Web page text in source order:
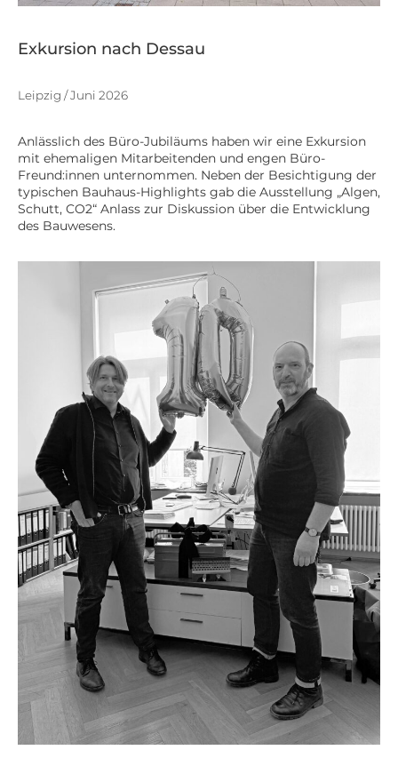
Exkursion nach Dessau
Leipzig / Juni 2026
Anlässlich des Büro-Jubiläums haben wir eine Exkursion
mit ehemaligen Mitarbeitenden und engen Büro-
Freund:innen unternommen. Neben der Besichtigung der
typischen Bauhaus-Highlights gab die Ausstellung „Algen,
Schutt, CO2“ Anlass zur Diskussion über die Entwicklung
des Bauwesens.